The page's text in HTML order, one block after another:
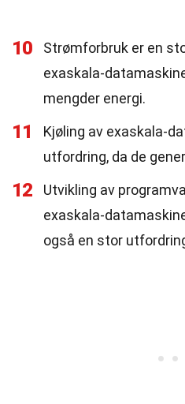
10
Strømforbruk er en
exaskala-
mengder energi.
11
Kjøling av exaskala-
utfordring, da de
12
Utvikling av
exaskala-
også en stor